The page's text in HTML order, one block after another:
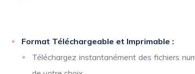
Format Téléchargeable et Imprimable :
Téléchargez instantanément des fichiers